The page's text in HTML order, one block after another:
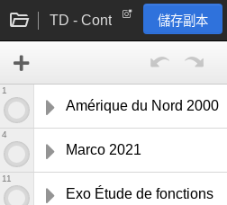
TD - Cont 儲存副本
Amérique du Nord 2000
1
Marco 2021
4
Exo Étude de fonctions
11